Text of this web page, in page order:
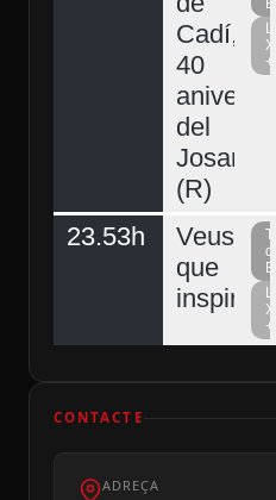
Cadí,
40
aniversari
del
Josart
(R)
La
+
23.53h
Veus
que
inspiren
del
La
+
CONTACTE
ADREÇA